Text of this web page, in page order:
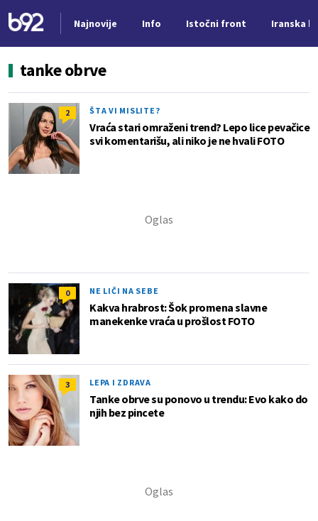
Najnovije Info Istočni front Iranska
tanke obrve
2 ŠTA VI MISLITE?
Vraća stari omraženi trend? Lepo lice pevačice
svi komentarišu, ali niko je ne hvali FOTO
0 NE LIČI NA SEBE
Kakva hrabrost: Šok promena slavne
manekenke vraća u prošlost FOTO
3 LEPA I ZDRAVA
Tanke obrve su ponovo u trendu: Evo kako do
njih bez pincete